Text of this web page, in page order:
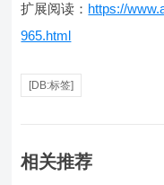
扩展阅读： https://
965.html
[DB:标签]
相关推荐